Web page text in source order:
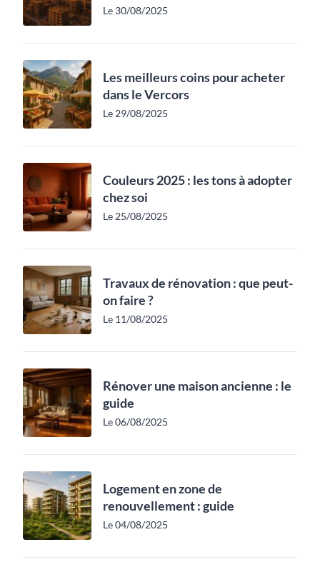
Le 30/08/2025
Les meilleurs coins pour acheter
dans le Vercors
Le 29/08/2025
Couleurs 2025 : les tons à adopter
chez soi
Le 25/08/2025
Travaux de rénovation : que peut-
on faire ?
Le 11/08/2025
Rénover une maison ancienne : le
guide
Le 06/08/2025
Logement en zone de
renouvellement : guide
Le 04/08/2025